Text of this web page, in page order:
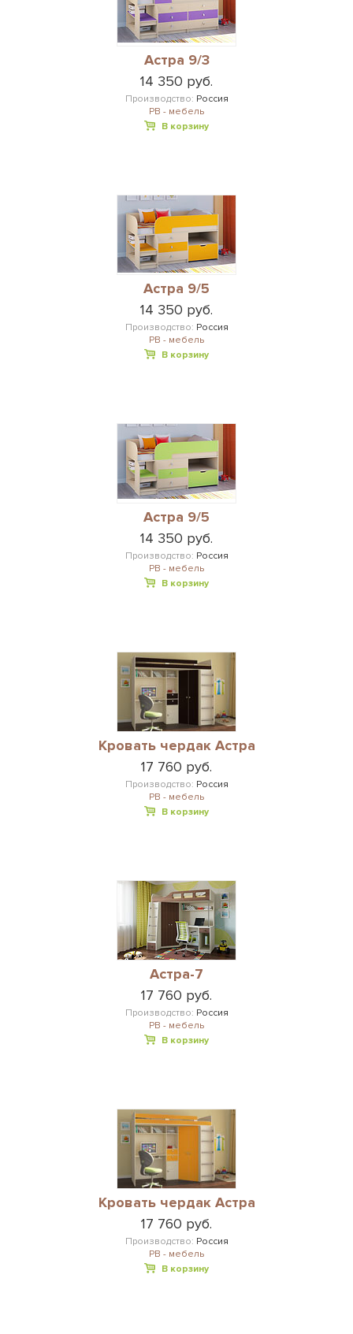
Астра 9/3
14 350 руб.
Производство: Россия
РВ - мебель
В корзину
Астра 9/5
14 350 руб.
Производство: Россия
РВ - мебель
В корзину
Астра 9/5
14 350 руб.
Производство: Россия
РВ - мебель
В корзину
Кровать чердак Астра
17 760 руб.
Производство: Россия
РВ - мебель
В корзину
Астра-7
17 760 руб.
Производство: Россия
РВ - мебель
В корзину
Кровать чердак Астра
17 760 руб.
Производство: Россия
РВ - мебель
В корзину